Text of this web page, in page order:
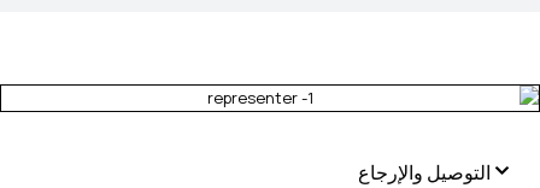
التوصيل والإرجاع